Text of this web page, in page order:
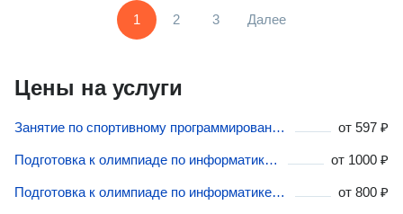
1 2 3 Далее
Цены на услуги
Занятие по спортивному программированию в Коломне от 597 ₽
Подготовка к олимпиаде по информатике и компьютерным наукам в Коломне от 1000 ₽
Подготовка к олимпиаде по информатике в Коломне от 800 ₽